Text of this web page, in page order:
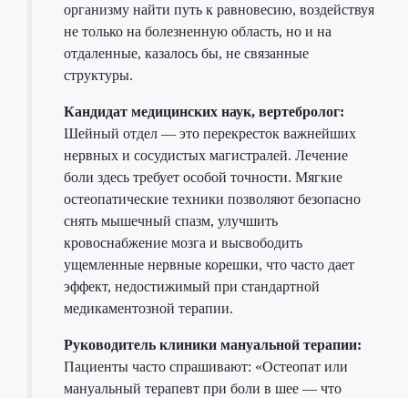
организму найти путь к равновесию, воздействуя
не только на болезненную область, но и на
отдаленные, казалось бы, не связанные
структуры.
Кандидат медицинских наук, вертебролог:
Шейный отдел — это перекресток важнейших
нервных и сосудистых магистралей. Лечение
боли здесь требует особой точности. Мягкие
остеопатические техники позволяют безопасно
снять мышечный спазм, улучшить
кровоснабжение мозга и высвободить
ущемленные нервные корешки, что часто дает
эффект, недостижимый при стандартной
медикаментозной терапии.
Руководитель клиники мануальной терапии:
Пациенты часто спрашивают: «Остеопат или
мануальный терапевт при боли в шее — что